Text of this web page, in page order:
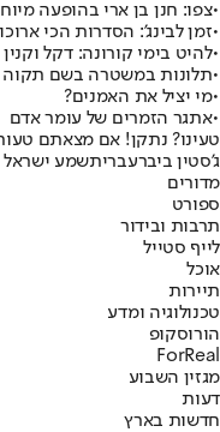
•צפו: חנן בן ארי בהופעה
•זמן לבינג': הסדרות הכי
•להיט בימי קורונה: דקל
•תלונות במשטרה בשם תקוה
•מי יציל את האמנים?
•אתגר הזמרים של עומר אדם
טעינו? נתקן! אם מצאתם
ג'סטין ביברעבריתשמע ישראל
מדורים
ספורט
תרבות ובידור
לייף סטייל
אוכל
תיירות
טכנולוגיה ומדע
הורוסקופ
ForReal
מגזין השבוע
דעות
חדשות בארץ